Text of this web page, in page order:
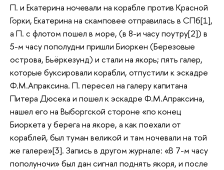
П. и Екатерина ночевали на корабле против Красной
Горки, Екатерина на скамповее отправилась в СПб[1],
а П. с флотом пошел в море, (в 8-и часу поутру[2]) в
5-м часу пополудни пришли Биоркен (Березовые
острова, Бьёркезунд) и стали на якорь; пять галер,
которые буксировали корабли, отпустили к эскадре
Ф.М.Апраксина. П. пересел на галеру капитана
Питера Дюсека и пошел к эскадре Ф.М.Апраксина,
нашел его на Выборгской стороне «по конец
Биоркета у берега на якоре, а как поехали от
кораблей, был туман великой и там ночевали на той
же галере»[3]. Запись в другом журнале: «В 7-м часу
пополуночи» был дан сигнал поднять якоря, и после